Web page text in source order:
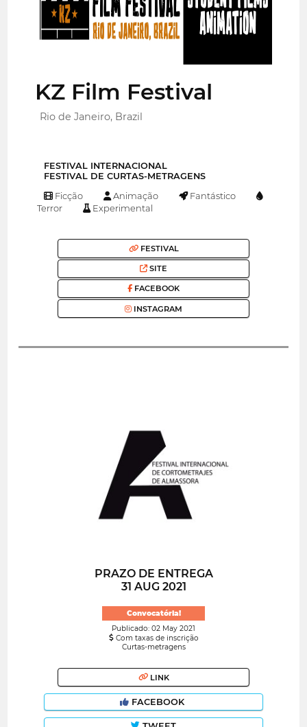
KZ Film Festival
Rio de Janeiro, Brazil
FESTIVAL INTERNACIONAL
FESTIVAL DE CURTAS-METRAGENS
Ficção Animação
Fantástico
Terror
Experimental
FESTIVAL
SITE
FACEBOOK
INSTAGRAM
PRAZO DE ENTREGA
31 AUG 2021
Convocatória!
Publicado: 02 May 2021
Com taxas de inscrição
Curtas-metragens
LINK
FACEBOOK